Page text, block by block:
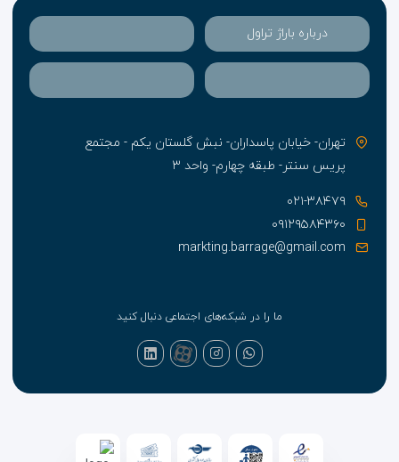
درباره باراژ تراول
تهران- خیابان پاسداران- نبش گلستان یکم - مجتمع
پریس سنتر- طبقه چهارم- واحد ۳
۰۲۱-۳۸۴۷۹
۰۹۱۲۹۵۸۴۳۶۰
markting.barrage@gmail.com
ما را در شبکه‌های اجتماعی دنبال کنید